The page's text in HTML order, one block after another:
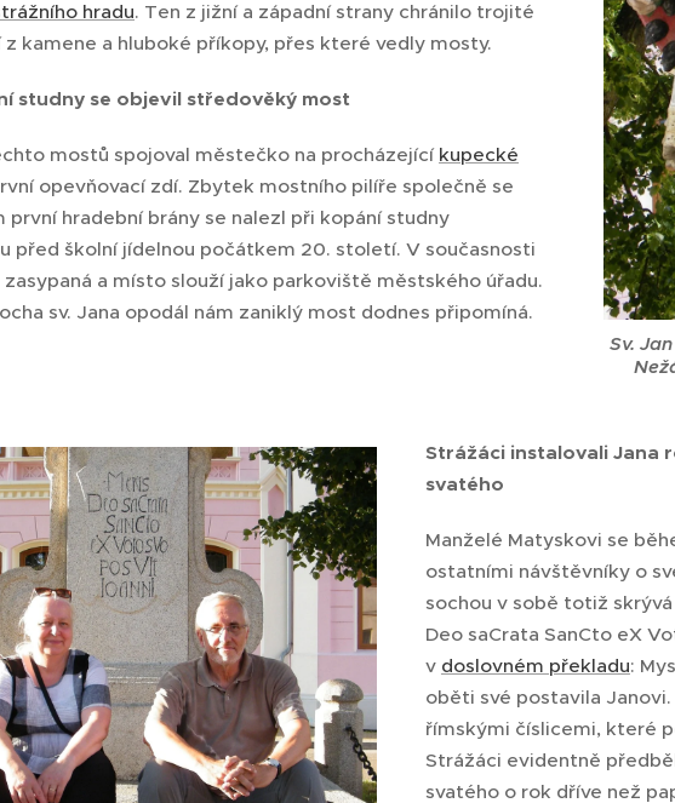
Sv.
hradu. Ten z jižní a západní strany chránilo trojité
z kamene a hluboké příkopy, přes které vedly mosty.
studny se objevil středověký most
mostů spojoval městečko na procházející kupecké
opevňovací zdí. Zbytek mostního pilíře společně se
první hradební brány se nalezl při kopání studny
před školní jídelnou počátkem 20. století. V současnosti
zasypaná a místo slouží jako parkoviště městského úřadu.
sv. Jana opodál nám zaniklý most dodnes připomíná.
Strážáci instalovali Jana
svatého
Manželé Matyskovi se
ostatními návštěvníky o
sochou v sobě totiž
Deo saCrata SanCto eX
v doslovném překladu:
oběti své postavila
římskými číslicemi, které
Strážáci evidentně
svatého o rok dříve než